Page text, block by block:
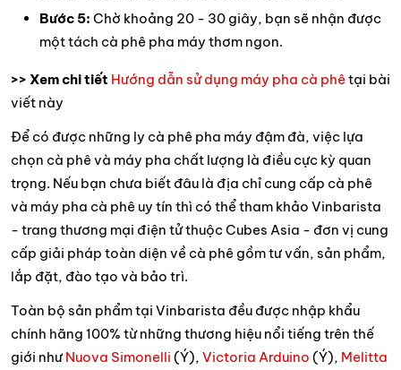
Bước 5: Chờ khoảng 20 - 30 giây, bạn sẽ nhận được
một tách cà phê pha máy thơm ngon.
>> Xem chi tiết Hướng dẫn sử dụng máy pha cà phêtại bài
viết này
Để có được những ly cà phê pha máy đậm đà, việc lựa
chọn cà phê và máy pha chất lượng là điều cực kỳ quan
trọng. Nếu bạn chưa biết đâu là địa chỉ cung cấp cà phê
và máy pha cà phê uy tín thì có thể tham khảo Vinbarista
- trang thương mại điện tử thuộc Cubes Asia - đơn vị cung
cấp giải pháp toàn diện về cà phê gồm tư vấn, sản phẩm,
lắp đặt, đào tạo và bảo trì.
Toàn bộ sản phẩm tại Vinbarista đều được nhập khẩu
chính hãng 100% từ những thương hiệu nổi tiếng trên thế
giới như Nuova Simonelli (Ý), Victoria Arduino (Ý), Melitta